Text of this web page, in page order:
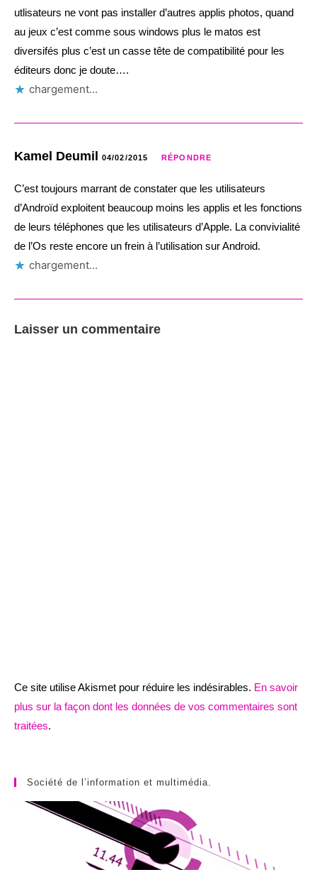
utlisateurs ne vont pas installer d’autres applis photos, quand
au jeux c’est comme sous windows plus le matos est
diversifés plus c’est un casse tête de compatibilité pour les
éditeurs donc je doute….
chargement…
Kamel Deumil 04/02/2015 RÉPONDRE
C’est toujours marrant de constater que les utilisateurs
d’Androïd exploitent beaucoup moins les applis et les fonctions
de leurs téléphones que les utilisateurs d’Apple. La convivialité
de l’Os reste encore un frein à l’utilisation sur Android.
chargement…
Laisser un commentaire
Ce site utilise Akismet pour réduire les indésirables. En savoir
plus sur la façon dont les données de vos commentaires sont
traitées.
Société de l’information et multimédia.